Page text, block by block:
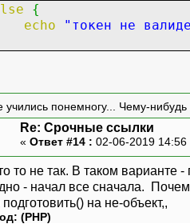
{
echo
"токен не
учились понемногу... Чему-нибудь
Re: Срочные ссылки
« Ответ #14 : 02-06-2019
то не так. В таком
- начал все сначала.
на не-объект,,
(PHP)